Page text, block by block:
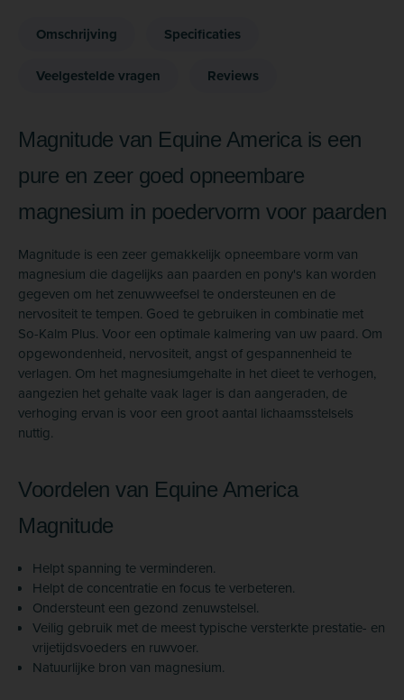
Omschrijving Specificaties
Veelgestelde vragen Reviews
Magnitude van Equine America is een
pure en zeer goed opneembare
magnesium in poedervorm voor paarden
Magnitude is een zeer gemakkelijk opneembare vorm van
magnesium die dagelijks aan paarden en pony's kan worden
gegeven om het zenuwweefsel te ondersteunen en de
nervositeit te tempen. Goed te gebruiken in combinatie met
So-Kalm Plus. Voor een optimale kalmering van uw paard. Om
opgewondenheid, nervositeit, angst of gespannenheid te
verlagen. Om het magnesiumgehalte in het dieet te verhogen,
aangezien het gehalte vaak lager is dan aangeraden, de
verhoging ervan is voor een groot aantal lichaamsstelsels
nuttig.
Voordelen van Equine America
Magnitude
Helpt spanning te verminderen.
Helpt de concentratie en focus te verbeteren.
Ondersteunt een gezond zenuwstelsel.
Veilig gebruik met de meest typische versterkte prestatie- en
vrijetijdsvoeders en ruwvoer.
Natuurlijke bron van magnesium.